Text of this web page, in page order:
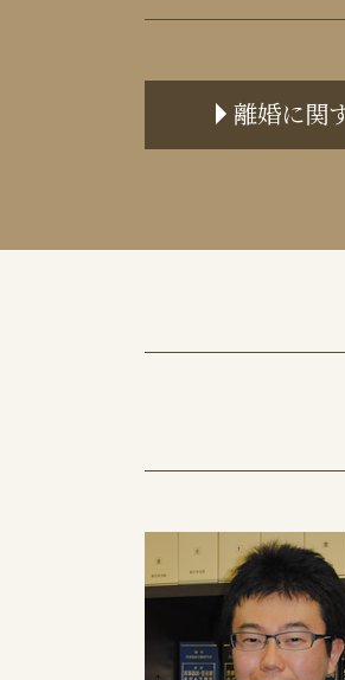
離婚に関
離婚調停 流れ
離婚 不貞行為
財産分与 住宅ロ
協議離婚 証人
親権者とは
離婚調停 費用 ど
離婚理由